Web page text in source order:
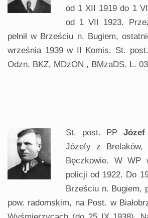
od 1 XII 1919 do 1
od 1 VII 1923.
pełnił w Brześciu n. Bugiem,
września 1939 w II Komis. St.
Odzn. BKZ, MDzON , BMzaDS. L.
St. post. PP Józef
Józefy z
Bęczkowie. W WP
policji od 1922. Do
Brześciu n. Bugiem,
pow. radomskim, na Post. w